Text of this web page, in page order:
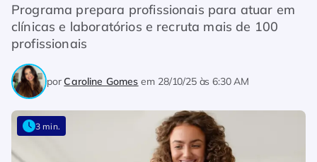
Programa prepara profissionais para atuar em
clínicas e laboratórios e recruta mais de 100
profissionais
porCaroline Gomes em 28/10/25 às 6:30 AM
3 min.